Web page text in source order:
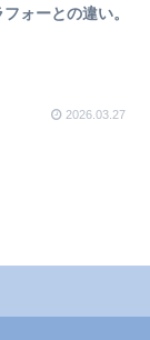
ォーとの違い。
2026.03.27